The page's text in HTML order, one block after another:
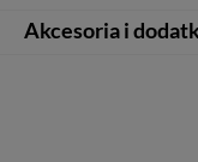
Akcesoria i